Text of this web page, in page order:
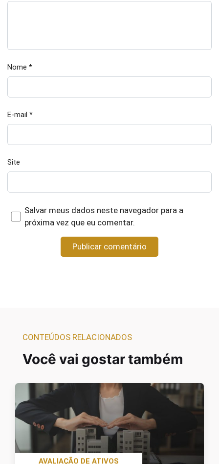
Nome *
E-mail *
Site
Salvar meus dados neste navegador para a
próxima vez que eu comentar.
CONTEÚDOS RELACIONADOS
Você vai gostar também
AVALIAÇÃO DE ATIVOS